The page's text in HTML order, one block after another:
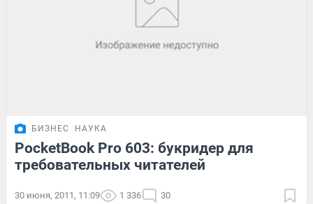
БИЗНЕС НАУКА
PocketBook Pro 603: букридер для
требовательных читателей
30 июня, 2011, 11:09 1 336 30